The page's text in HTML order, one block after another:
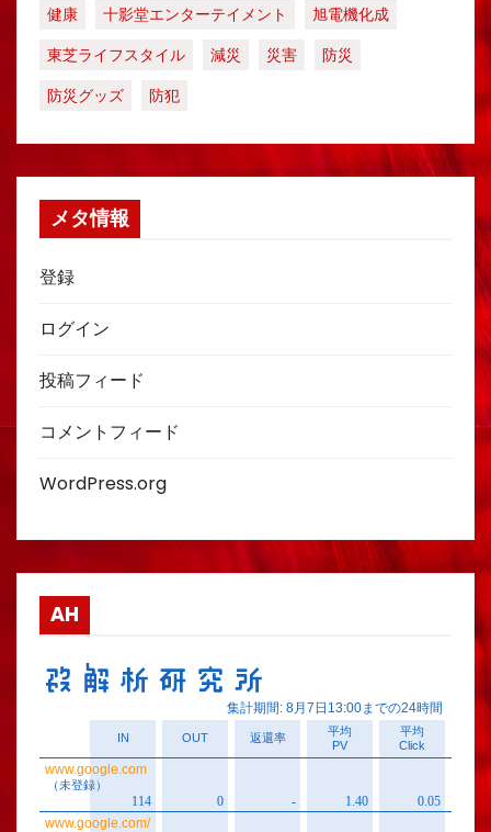
健康
十影堂エンターテイメント
旭電機化成
東芝ライフスタイル
減災 災害
防災
防災グッズ
防犯
メタ情報
登録
ログイン
投稿フィード
コメントフィード
WordPress.org
AH